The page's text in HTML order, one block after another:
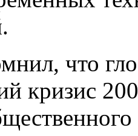
что
кризис